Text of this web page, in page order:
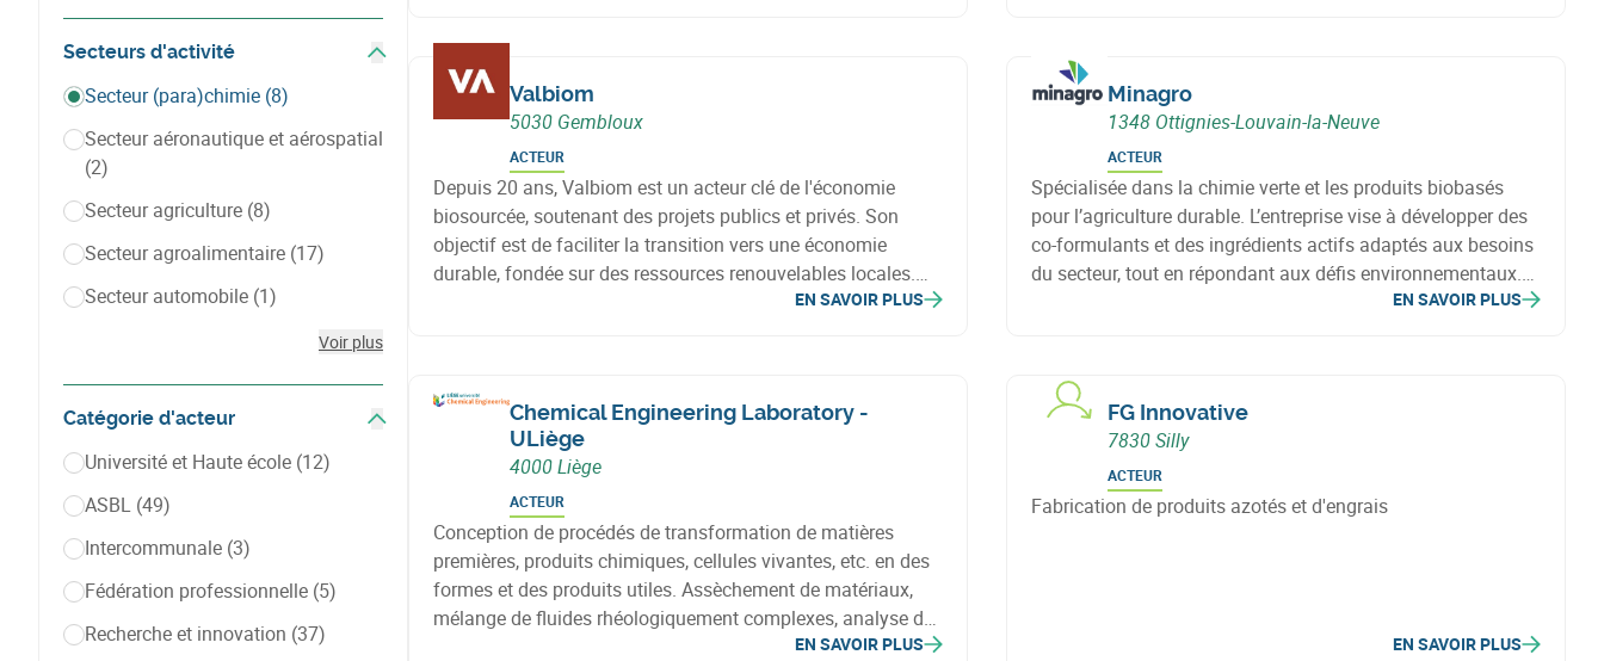
Secteurs d'activité
Afficher les filtres
Secteur (para)chimie (8)
Secteur aéronautique et aérospatial
(2)
Secteur agriculture (8)
Secteur agroalimentaire (17)
Secteur automobile (1)
Voir plus
Catégorie d'acteur
Afficher les filtres
Université et Haute école (12)
ASBL (49)
Intercommunale (3)
Fédération professionnelle (5)
Recherche et innovation (37)
Valbiom
5030 Gembloux
ACTEUR
Depuis 20 ans, Valbiom est un acteur clé de l'économie
biosourcée, soutenant des projets publics et privés. Son
objectif est de faciliter la transition vers une économie
durable, fondée sur des ressources renouvelables locales.
Valbiom accompagne des initiatives dans divers secteurs,
EN SAVOIR PLUS
Minagro
1348 Ottignies-Louvain-la-Neuve
ACTEUR
Spécialisée dans la chimie verte et les produits biobasés
pour l’agriculture durable. L’entreprise vise à développer des
co-formulants et des ingrédients actifs adaptés aux besoins
du secteur, tout en répondant aux défis environnementaux.
Avec l'appui du groupe Minafin, Minagro cherche àEN SAVOIR PLUS
Chemical Engineering Laboratory -
ULiège
4000 Liège
ACTEUR
Conception de procédés de transformation de matières
premières, produits chimiques, cellules vivantes, etc. en des
formes et des produits utiles. Assèchement de matériaux,
mélange de fluides rhéologiquement complexes, analyse de
la texture et de la structure en utilisant une tomographie aux
EN SAVOIR PLUS
FG Innovative
7830 Silly
ACTEUR
Fabrication de produits azotés et d'engrais
EN SAVOIR PLUS